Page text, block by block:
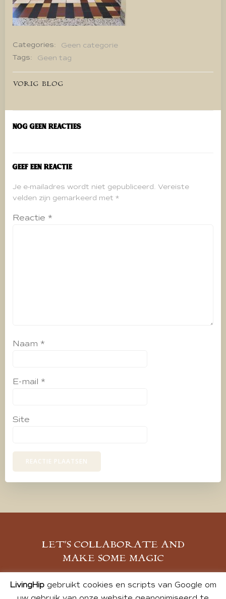
Categories:
Geen categorie
Tags:
Geen tag
Bericht
navigatie
VORIG BLOG
Nog geen reacties
Geef een reactie
Je e-mailadres wordt niet gepubliceerd. Vereiste
velden zijn gemarkeerd met *
Reactie *
Naam *
E-mail *
Site
LET’S COLLABORATE AND
MAKE SOME MAGIC
MELD JE AAN
LivingHipgebruikt cookies en scripts van Google om